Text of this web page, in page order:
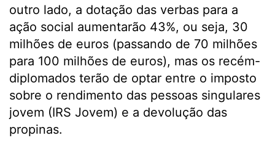
outro lado, a dotação das verbas para a
ação social aumentarão 43%, ou seja, 30
milhões de euros (passando de 70 milhões
para 100 milhões de euros), mas os recém-
diplomados terão de optar entre o imposto
sobre o rendimento das pessoas singulares
jovem (IRS Jovem) e a devolução das
propinas.